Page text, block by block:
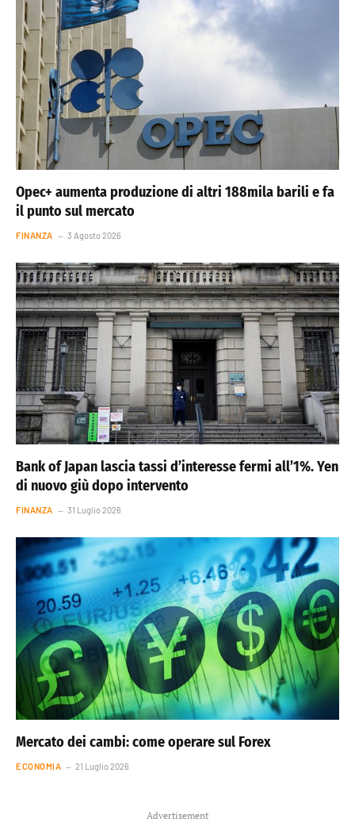
Opec+ aumenta produzione di altri 188mila barili e fa
il punto sul mercato
FINANZA 3 Agosto 2026
Bank of Japan lascia tassi d’interesse fermi all’1%. Yen
di nuovo giù dopo intervento
FINANZA 31 Luglio 2026
Mercato dei cambi: come operare sul Forex
ECONOMIA 21 Luglio 2026
Advertisement